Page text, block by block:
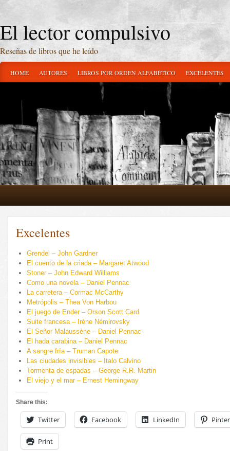
El lector compulsivo
Reseñas de libros que he leído
HOME AUTORES LIBROS POR ORDEN ALFABÉTICO EXCELENTES
Excelentes
Grendel – John Gardner
El cuento de la criada – Margaret Atwood
Stoner – John Edward Williams
Como una novela – Daniel Pennac
La carretera – Cormac McCarthy
Metrópolis – Thea Von Harbou
El juego de Ender – Orson Scott Card
Suite francesa – Irène Némirovsky
El Señor Malaussène – Daniel Pennac
El hada carabina – Daniel Pennac
A sangre fría – Truman Capote
Las ciudades invisibles – Italo Calvino
Tormenta de espadas – George R.R. Martin
El viejo y el mar – Ernest Hemingway
Share this:
Twitter Facebook LinkedIn
Print